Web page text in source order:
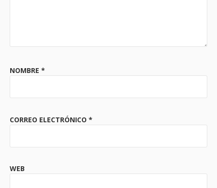
NOMBRE *
CORREO ELECTRÓNICO *
WEB